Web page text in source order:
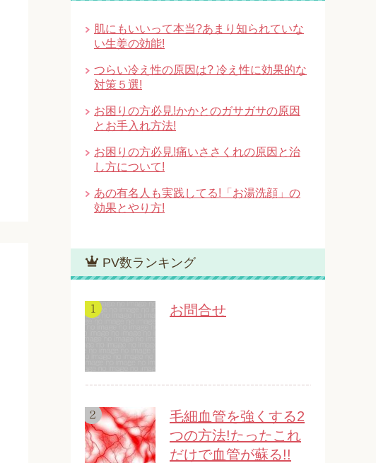
肌にもいいって本当?あまり知られていな
い生姜の効能!
つらい冷え性の原因は? 冷え性に効果的な
対策５選!
お困りの方必見!かかとのガサガサの原因
とお手入れ方法!
お困りの方必見!痛いささくれの原因と治
し方について!
あの有名人も実践してる!「お湯洗顔」の
効果とやり方!
PV数ランキング
お問合せ
毛細血管を強くする2
つの方法!たったこれ
だけで血管が蘇る!!